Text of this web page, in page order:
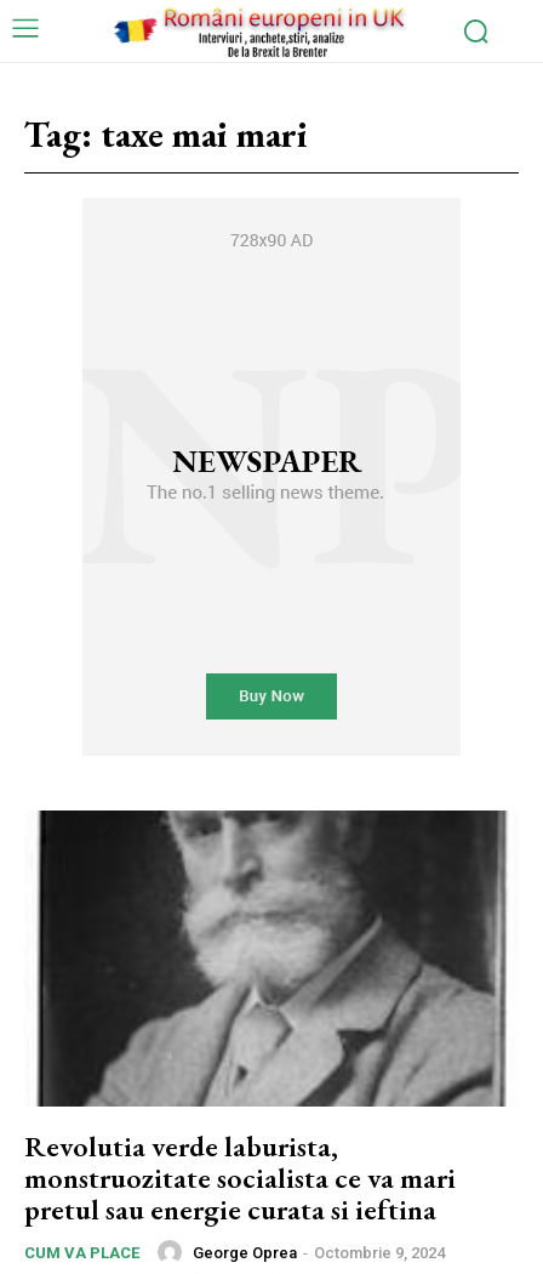
Tag: taxe mai mari
Revolutia verde laburista,
monstruozitate socialista ce va mari
pretul sau energie curata si ieftina
CUM VA PLACE George Oprea - Octombrie 9, 2024